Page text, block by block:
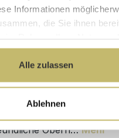
Informationen
die Sie ihnen
Alle zulassen
AblehnenBaumwolle
Pamuk Design durch
Oberfl…Mehr